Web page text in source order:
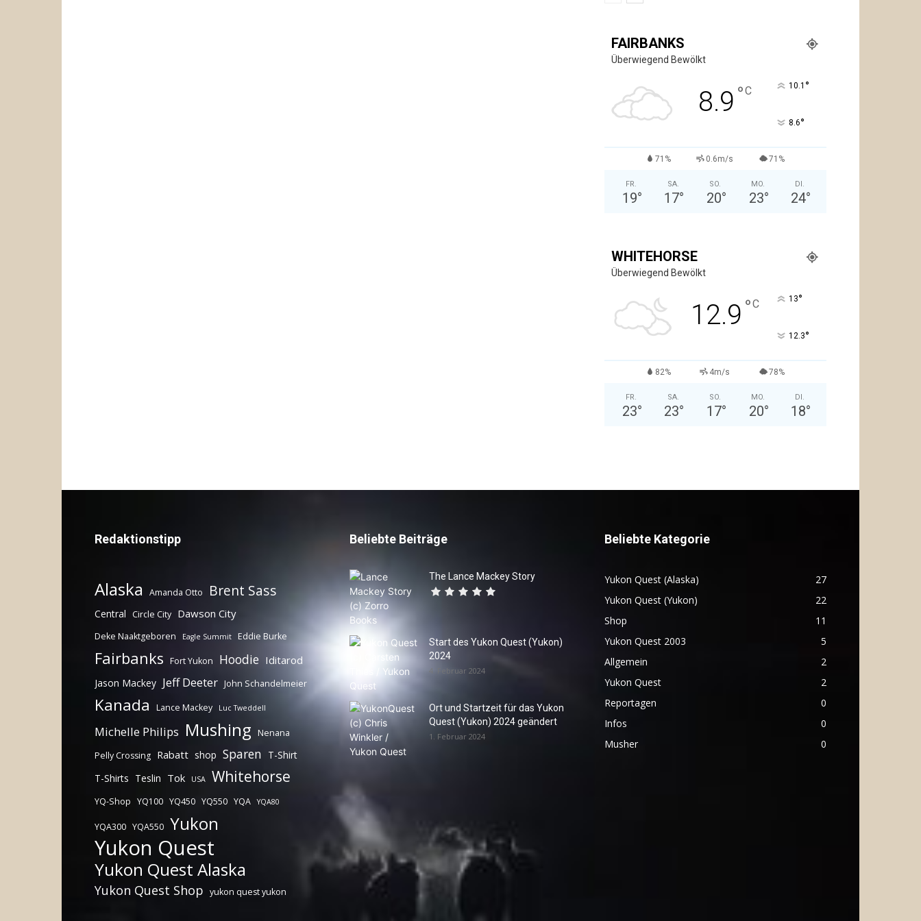
FAIRBANKS
Überwiegend Bewölkt
8.9 °C 10.1 °
8.6°
71% 0.6m/s 71%
FR.
19°
SA.
17°
SO.
20°
MO.
23°
DI.
24°
WHITEHORSE
Überwiegend Bewölkt
12.9 °C 13°
12.3°
82% 4m/s 78%
FR.
23°
SA.
23°
SO.
17°
MO.
20°
DI.
18°
Redaktionstipp
Alaska Amanda Otto Brent Sass
Central Circle City Dawson City
Deke Naaktgeboren Eagle Summit Eddie Burke
Fairbanks Fort Yukon Hoodie Iditarod
Jason Mackey Jeff Deeter John Schandelmeier
Kanada Lance Mackey Luc Tweddell
Michelle Philips Mushing
Nenana
Pelly Crossing Rabatt shop Sparen T-Shirt
T-Shirts Teslin Tok USA Whitehorse
YQ-Shop YQ100 YQ450 YQ550 YQA YQA80
YQA300 YQA550 Yukon
Yukon Quest
Yukon Quest Alaska
Yukon Quest Shop yukon quest yukon
Beliebte Beiträge
The Lance Mackey Story
Start des Yukon Quest (Yukon)
2024
4. Februar 2024
Ort und Startzeit für das Yukon
Quest (Yukon) 2024 geändert
1. Februar 2024
Beliebte Kategorie
Yukon Quest (Alaska)
27
Yukon Quest (Yukon)
22
Shop
11
Yukon Quest 2003
5
Allgemein
2
Yukon Quest
2
Reportagen
0
Infos
0
Musher
0